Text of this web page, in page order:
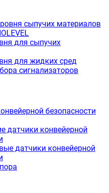
сыпучих материалов
для сыпучих
для жидких сред
сигнализаторов
безопасности
датчики конвейерной
датчики конвейерной